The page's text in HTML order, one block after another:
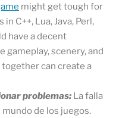
might get tough for
C++, Lua, Java, Perl,
have a decent
gameplay, scenery, and
can create a
problemas: La falla
de los juegos.